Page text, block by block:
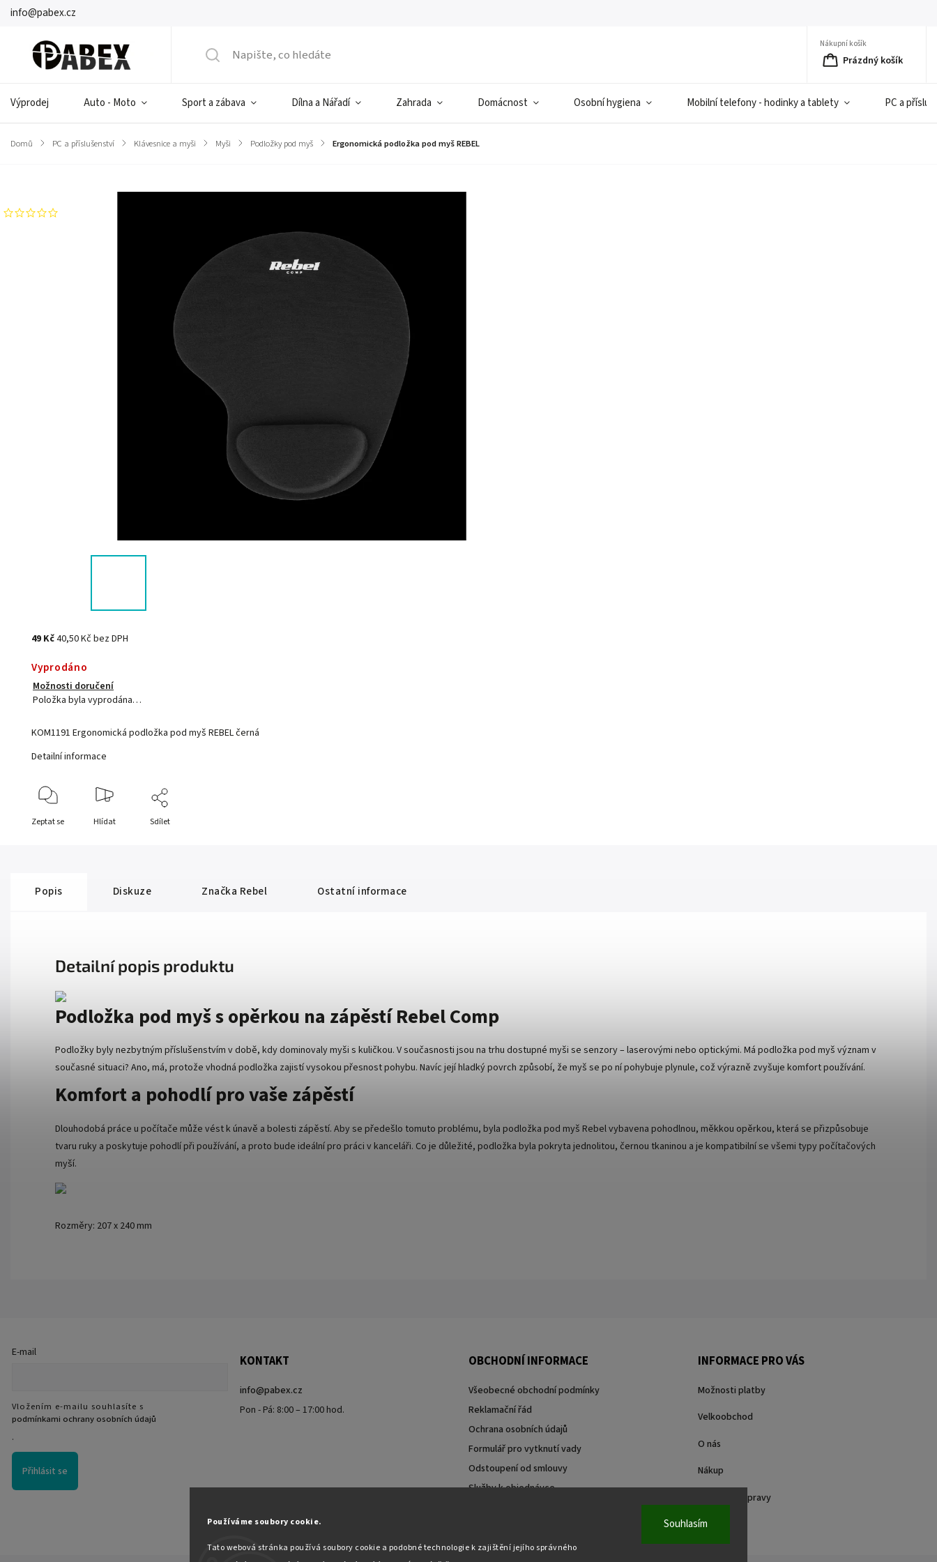
Používáme soubory cookie.
Tato webová stránka používá soubory cookie a podobné technologie k zajištění jejího správného
Souhlasím
info@pabex.cz
Nákupní košík
Prázdný košík
Výprodej Auto - Moto Sport a zábava Dílna a Nářadí Zahrada Domácnost Osobní hygiena Mobilní telefony - hodinky a tablety PC a
Domů / PC a příslušenství / Klávesnice a myši / Myši / Podložky pod myš / Ergonomická podložka pod myš REBEL
49 Kč40,50 Kč bez DPH
Vyprodáno
Možnosti doručení
Položka byla vyprodána…
KOM1191 Ergonomická podložka pod myš REBEL černá
Detailní informace
Zeptat se Hlídat Sdílet
Popis Diskuze Značka Rebel Ostatní informace
Detailní popis produktu
Podložka pod myš s opěrkou na zápěstí Rebel Comp
Podložky byly nezbytným příslušenstvím v době, kdy dominovaly myši s kuličkou. V současnosti jsou na trhu dostupné myši se senzory – laserovými nebo optickými. Má podložka pod myš význam v
současné situaci? Ano, má, protože vhodná podložka zajistí vysokou přesnost pohybu. Navíc její hladký povrch způsobí, že myš se po ní pohybuje plynule, což výrazně zvyšuje komfort používání.
Komfort a pohodlí pro vaše zápěstí
Dlouhodobá práce u počítače může vést k únavě a bolesti zápěstí. Aby se předešlo tomuto problému, byla podložka pod myš Rebel vybavena pohodlnou, měkkou opěrkou, která se přizpůsobuje
tvaru ruky a poskytuje pohodlí při používání, a proto bude ideální pro práci v kanceláři. Co je důležité, podložka byla pokryta jednolitou, černou tkaninou a je kompatibilní se všemi typy počítačových
myší.
Rozměry: 207 x 240 mm
E-mail
Vložením e-mailu souhlasíte s
podmínkami ochrany osobních údajů
.
Přihlásit se
KONTAKT
info@pabex.cz
Pon - Pá: 8:00 – 17:00 hod.
OBCHODNÍ INFORMACE
Všeobecné obchodní podmínky
Reklamační řád
Ochrana osobních údajů
Formulář pro vytknutí vady
Odstoupení od smlouvy
Služby k objednávce
INFORMACE PRO VÁS
Možnosti platby
Velkoobchod
O nás
Nákup
Způsoby dopravy